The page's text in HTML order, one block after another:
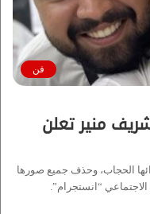
فن
منير تعلن
الحجاب، وحذف جميع صورها
“انستجرام”.